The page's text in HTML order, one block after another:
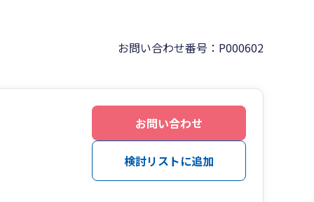
お問い合わせ番号：P000602
お問い合わせ
検討リストに追加